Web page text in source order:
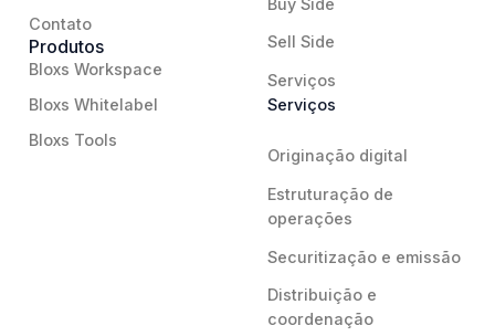
Contato
Produtos
Bloxs Workspace
Bloxs Whitelabel
Bloxs Tools
Sell Side
Serviços
Serviços
Originação digital
Estruturação de
operações
Securitização e emissão
Distribuição e
coordenação